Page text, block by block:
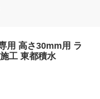
用 高さ30mm用 ラ
工 東都積水